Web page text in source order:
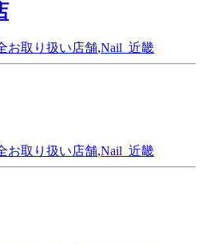
お取り扱い店舗,Nail_近畿
お取り扱い店舗,Nail_近畿